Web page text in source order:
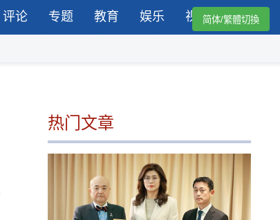
评论 专题 教育 娱乐 视频简体/繁體切換
热门文章